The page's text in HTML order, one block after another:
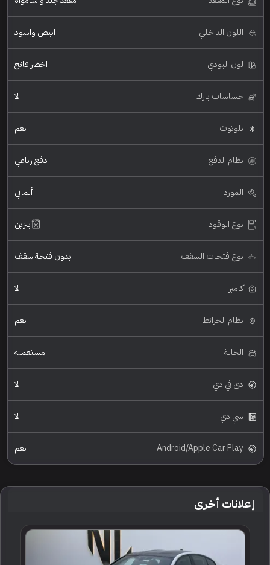
اللون الداخلي ابيض واسود
لون البودي اخضر فاتح
حساسات بارك لا
بلوتوث نعم
نظام الدفع دفع رباعي
المورد ألماني
نوع الوقود بنزين
نوع فتحات السقف بدون فتحة سقف
كاميرا لا
نظام الخرائط نعم
الحالة مستعملة
دي في دي لا
سي دي لا
Android/Apple Car Play نعم
إعلانات أخرى